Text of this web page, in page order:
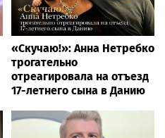
«Скучаю!»: Анна Нетребко
трогательно
отреагировала на отъезд
17-летнего сына в Данию